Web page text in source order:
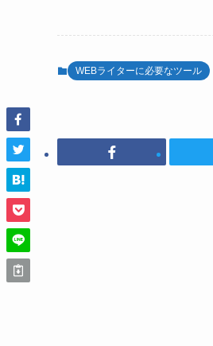
WEBライターに必要なツール